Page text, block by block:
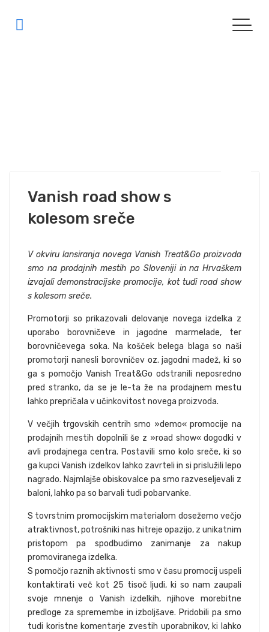
Vanish road show s
kolesom sreče
V okviru lansiranja novega Vanish Treat&Go proizvoda
smo na prodajnih mestih po Sloveniji in na Hrvaškem
izvajali demonstracijske promocije, kot tudi road show
s kolesom sreče.
Promotorji so prikazovali delovanje novega izdelka z
uporabo borovničeve in jagodne marmelade, ter
borovničevega soka. Na košček belega blaga so naši
promotorji nanesli borovničev oz. jagodni madež, ki so
ga s pomočjo Vanish Treat&Go odstranili neposredno
pred stranko, da se je le-ta že na prodajnem mestu
lahko prepričala v učinkovitost novega proizvoda.
V večjih trgovskih centrih smo »demo« promocije na
prodajnih mestih dopolnili še z »road show« dogodki v
avli prodajnega centra. Postavili smo kolo sreče, ki so
ga kupci Vanish izdelkov lahko zavrteli in si prislužili lepo
nagrado. Najmlajše obiskovalce pa smo razveseljevali z
baloni, lahko pa so barvali tudi pobarvanke.
S tovrstnim promocijskim materialom dosežemo večjo
atraktivnost, potrošniki nas hitreje opazijo, z unikatnim
pristopom pa spodbudimo zanimanje za nakup
promoviranega izdelka.
S pomočjo raznih aktivnosti smo v času promocij uspeli
kontaktirati več kot 25 tisoč ljudi, ki so nam zaupali
svoje mnenje o Vanish izdelkih, njihove morebitne
predloge za spremembe in izboljšave. Pridobili pa smo
tudi koristne komentarje zvestih uporabnikov, ki lahko